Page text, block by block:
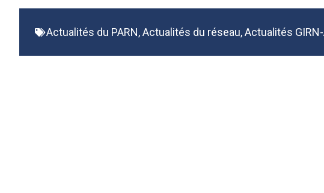
Actualités du PARN,Actualités du réseau,Actualités